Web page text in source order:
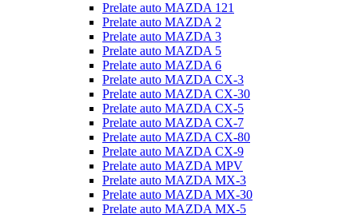
Prelate auto MAZDA 121
Prelate auto MAZDA 2
Prelate auto MAZDA 3
Prelate auto MAZDA 5
Prelate auto MAZDA 6
Prelate auto MAZDA CX-3
Prelate auto MAZDA CX-30
Prelate auto MAZDA CX-5
Prelate auto MAZDA CX-7
Prelate auto MAZDA CX-80
Prelate auto MAZDA CX-9
Prelate auto MAZDA MPV
Prelate auto MAZDA MX-3
Prelate auto MAZDA MX-30
Prelate auto MAZDA MX-5